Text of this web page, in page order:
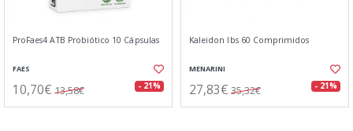
ProFaes4 ATB Probiótico 10 Cápsulas
FAES
10,70€ 13,58€ - 21%
Kaleidon Ibs 60 Comprimidos
MENARINI
27,83€ 35,32€ - 21%